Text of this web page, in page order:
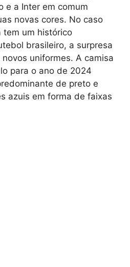
e a Inter em comum
novas cores. No caso
tem um histórico
brasileiro, a surpresa
uniformes. A camisa
para o ano de 2024
de preto e
azuis em forma de faixas